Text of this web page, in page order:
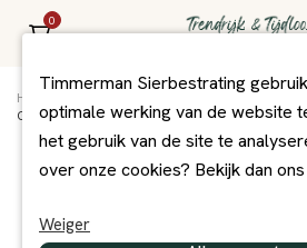
0
Home MBI
GeoArdesia Alivo Riviera
Timmerman Sierbestrating
optimale werking van de website
het gebruik van de site te
over onze cookies? Bekijk dan ons
Weiger